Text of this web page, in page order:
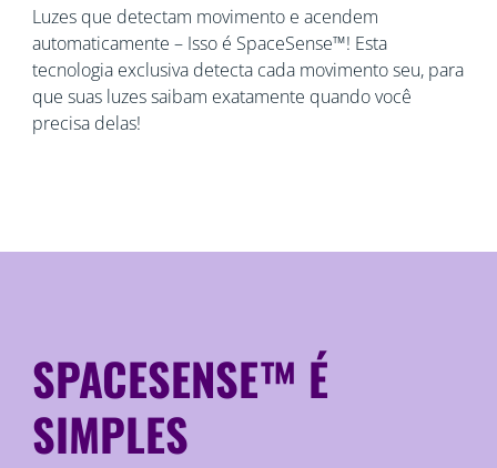
Luzes que detectam movimento e acendem
automaticamente – Isso é SpaceSense™! Esta
tecnologia exclusiva detecta cada movimento seu, para
que suas luzes saibam exatamente quando você
precisa delas!
SPACESENSE™ É
SIMPLES